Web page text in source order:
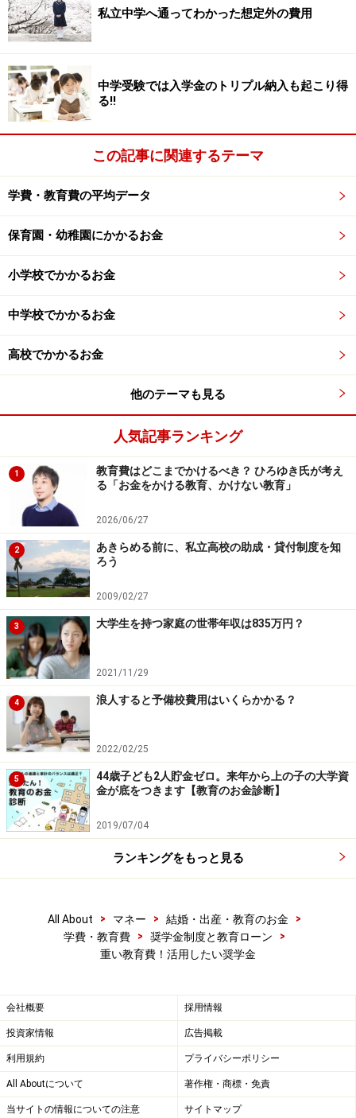
門課程）に在学する学生・生徒や、今年度に高等学校及
び専修学校（高等課程）を卒業予定の生徒など。
■利息
無利息です。
学種別・設置者・入学年度・通学形態別に定められてい
ます。平成24年度大学の場合（貸与月額）は以下のとお
りです。上記の金額か3万円（月額）を選択できます。
国公立
自宅通学 4万5000円
私 立
自宅通学 5万4000円
自宅外通学 6万4000円
■収入等の制限の目安
親の収入が一定の金額を超えると奨学金が借りられない
場合があります。世帯の家族の人数や、進学する大学が
国公立か私立か、自宅からの通学か自宅外からか、親が
給与所得者かそれ以外か（自営業など）によって、収入
制限の金額が異なります。例えば、親が会社員の4人世
帯で進学先が公立大学（自宅から通学）の場合だと、
907万円が目安になります。
■選考
特に優れた学生・生徒で、経済的理由により著しく修学
困難な者に貸与するとされています。
このように第一種奨学金制度は、無利息で学費を借りる
ことができるありがたい制度ですが、一方で学業の成績
選考のハードルが高く、借りることができる金額も限定
されています。
選考が緩やかで借入額の自由度も高い「第二種奨学金制
度」。詳しくは次ページ＞＞＞
商品や投資行動を推奨するものではありません。
投資や資産運用に関する最終的なご判断はご自身の責任において
行ってください。
掲載情報の正確性・完全性については十分に配慮しております
最新の情報や詳細については、必ず各金融機関やサービス提供者
の公式情報をご確認ください。
1/2 次のページへ
私立中学へ通ってわかった想定外の費用
中学受験では入学金のトリプル納入も起こり得
る!!
この記事に関連するテーマ
学費・教育費の平均データ
保育園・幼稚園にかかるお金
小学校でかかるお金
中学校でかかるお金
高校でかかるお金
他のテーマも見る
人気記事ランキング
1
教育費はどこまでかけるべき？ ひろゆき氏が考え
る「お金をかける教育、かけない教育」
2026/06/27
2
あきらめる前に、私立高校の助成・貸付制度を知
ろう
2009/02/27
3 大学生を持つ家庭の世帯年収は835万円？
2021/11/29
4 浪人すると予備校費用はいくらかかる？
2022/02/25
5
44歳子ども2人貯金ゼロ。来年から上の子の大学資
金が底をつきます【教育のお金診断】
2019/07/04
ランキングをもっと見る
All About > マネー > 結婚・出産・教育のお金
>
学費・教育費
> 奨学金制度と教育ローン
>
重い教育費！活用したい奨学金
会社概要 採用情報
投資家情報 広告掲載
利用規約 プライバシーポリシー
All Aboutについて 著作権・商標・免責
当サイトの情報についての注意 サイトマップ